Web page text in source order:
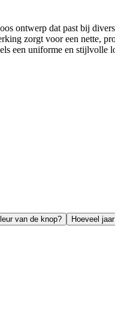
ontwerp dat past bij
zorgt voor een nette,
een uniforme en
van de knop?
Hoeveel